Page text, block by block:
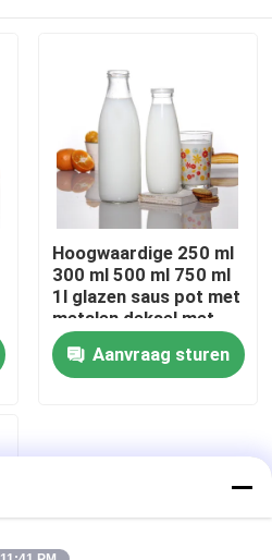
Hoogwaardige 250 ml
300 ml 500 ml 750 ml
1l glazen saus pot met
metalen deksel met
plastic deksel
Aanvraag sturen